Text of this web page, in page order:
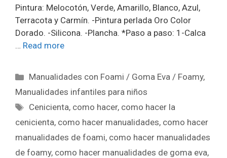
Pintura: Melocotón, Verde, Amarillo, Blanco, Azul,
Terracota y Carmín. -Pintura perlada Oro Color
Dorado. -Silicona. -Plancha. *Paso a paso: 1-Calca
… Read more
Manualidades con Foami / Goma Eva / Foamy,
Manualidades infantiles para niños
Cenicienta, como hacer, como hacer la
cenicienta, como hacer manualidades, como hacer
manualidades de foami, como hacer manualidades
de foamy, como hacer manualidades de goma eva,